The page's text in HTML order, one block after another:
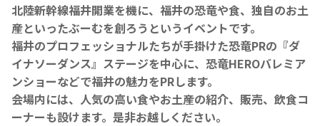
北陸新幹線福井開業を機に、福井の恐竜や食、独自のお土
産といったぶーむを創ろうというイベントです。
福井のプロフェッショナルたちが手掛けた恐竜PRの『ダ
イナソーダンス』ステージを中心に、恐竜HEROバレミア
ンショーなどで福井の魅力をPRします。
会場内には、人気の高い食やお土産の紹介、販売、飲食コ
ーナーも設けます。是非お越しください。